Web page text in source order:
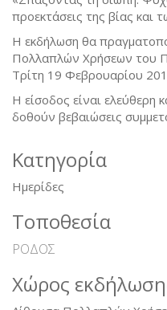
προεκτάσεις της βίας και
Η εκδήλωση θα
Πολλαπλών Χρήσεων του
Τρίτη 19 Φεβρουαρίου
Η είσοδος είναι ελεύθερη
δοθούν βεβαιώσεις
Κατηγορία
Ημερίδες
Τοποθεσία
ΡΟΔΟΣ
Χώρος